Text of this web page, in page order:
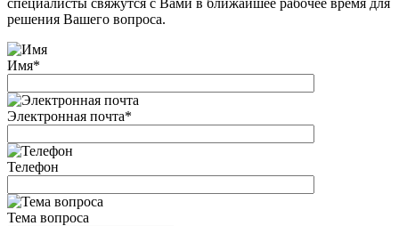
специалисты свяжутся с Вами в ближайшее рабочее время для
решения Вашего вопроса.
Имя*
Электронная почта*
Телефон
Тема вопроса